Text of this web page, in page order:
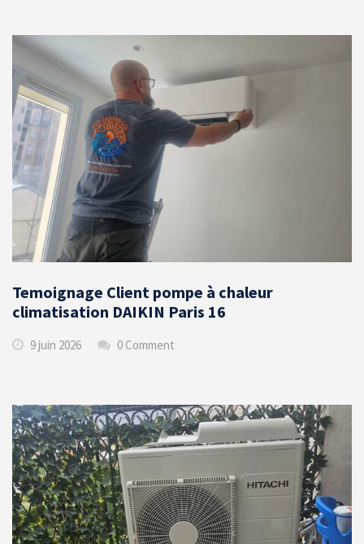
Temoignage Client pompe à chaleur
climatisation DAIKIN Paris 16
9 juin 2026 0 Comment